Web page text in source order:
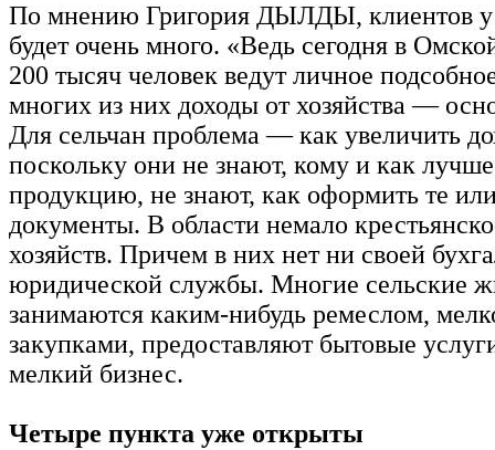
По мнению Григория ДЫЛДЫ, клиентов у
будет очень много. «Ведь сегодня в
200 тысяч человек ведут личное
многих из них доходы от хозяйства —
Для сельчан проблема — как увеличить
поскольку они не знают, кому и как
продукцию, не знают, как оформить те
документы. В области немало
хозяйств. Причем в них нет ни своей
юридической службы. Многие сельские
занимаются каким-нибудь ремеслом,
закупками, предоставляют бытовые
мелкий бизнес.
Четыре пункта уже открыты